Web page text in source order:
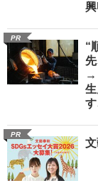
興
PR
“
→
PR